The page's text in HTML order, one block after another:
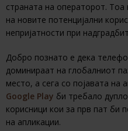
страната на операторот.
на новите потенцијални
непријатности при
Добро познато е дека
доминираат на глобалниот
место, а сега со појавата
Google Play би требало
корисници кои за прв пат би
на апликации.